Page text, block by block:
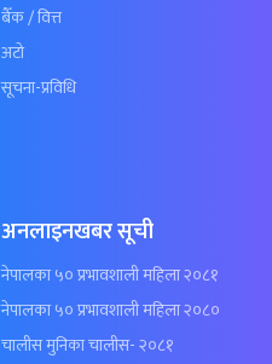
बैँक / वित्त
अटो
सूचना-प्रविधि
अनलाइनखबर सूची
नेपालका ५० प्रभावशाली महिला २०८१
नेपालका ५० प्रभावशाली महिला २०८०
चालीस मुनिका चालीस- २०८१